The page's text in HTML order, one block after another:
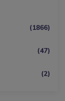
(1866)
(47)
(2)